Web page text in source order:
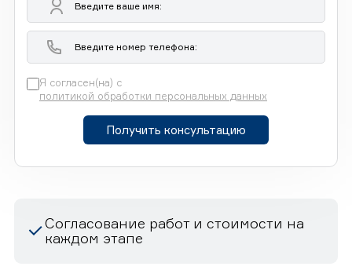
Я согласен(на) с
политикой обработки персональных данных
Получить консультацию
Согласование работ и стоимости на
каждом этапе